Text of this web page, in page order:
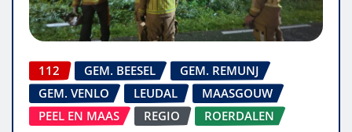
112 GEM. BEESEL
GEM. REMUNJ
GEM. VENLO
LEUDAL
MAASGOUW
PEEL EN MAAS
REGIO ROERDALEN